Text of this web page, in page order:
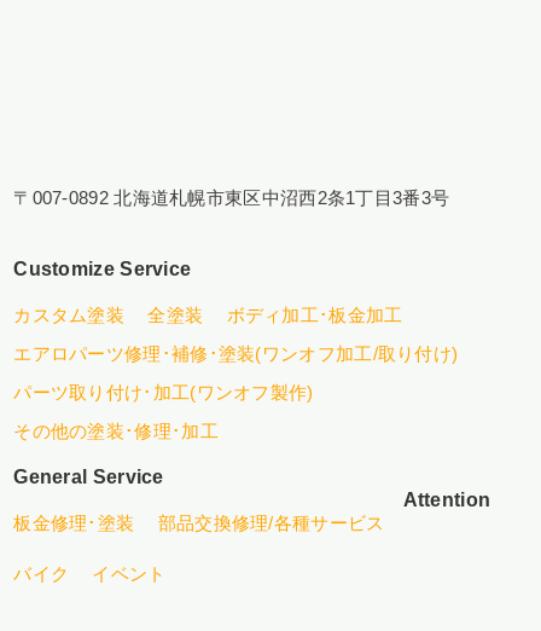
〒007-0892 北海道札幌市東区中沼西2条1丁目3番3号
Customize Service
カスタム塗装 全塗装
ボディ加工･板金加工
エアロパーツ修理･補修･塗装(ワンオフ加工/取り付け)
パーツ取り付け･加工(ワンオフ製作)
その他の塗装･修理･加工
General Service
板金修理･塗装 部品交換修理/各種サービス
Attention
バイク イベント